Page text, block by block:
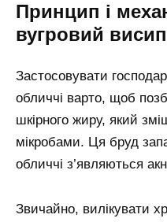
Принцип і
вугровий висип
Застосовувати
обличчі варто, щоб
шкірного жиру, який
мікробами. Ця бруд
обличчі з’являються
Звичайно, вилікувати